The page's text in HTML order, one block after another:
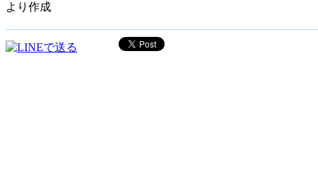
より作成